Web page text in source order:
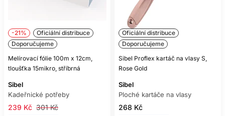
-21%
Oficiální distribuce
Doporučujeme
Melírovací fólie 100m x 12cm,
tloušťka 15mikro, stříbrná
Sibel
Kadeřnické potřeby
301 Kč
239 Kč
Oficiální distribuce
Doporučujeme
Sibel Proflex kartáč na vlasy S,
Rose Gold
Sibel
Ploché kartáče na vlasy
268 Kč